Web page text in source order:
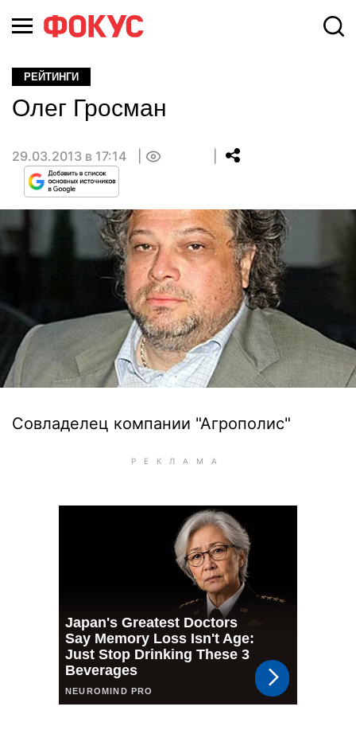
РЕЙТИНГИ
Олег Гросман
29.03.2013 в 17:14
Совладелец компании "Агрополис"